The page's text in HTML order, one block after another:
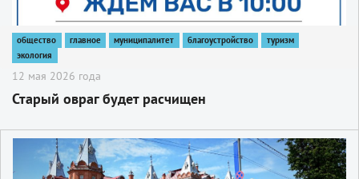
общество главное муниципалитет благоустройство
туризм
экология
12 мая 2026 года
Старый овраг будет расчищен